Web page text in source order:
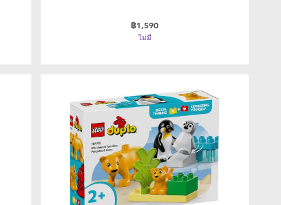
฿1,590
ไม่มี